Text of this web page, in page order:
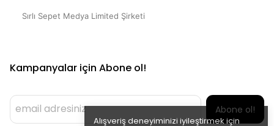
Alışveriş deneyiminizi iyileştirmek için
Sırlı Sepet Medya Limited Şirketi
Kampanyalar için Abone ol!
Abone ol!